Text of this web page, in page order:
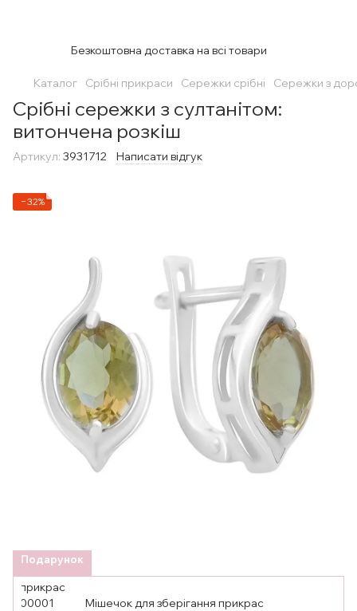
Безкоштовна доставка на всі товари
Каталог Срібні прикраси Сережки срібні Сережки з
Срібні сережки з султанітом:
витончена розкіш
Артикул: 3931712 Написати відгук
−32%
Подарунок
Мішечок для зберігання прикрас